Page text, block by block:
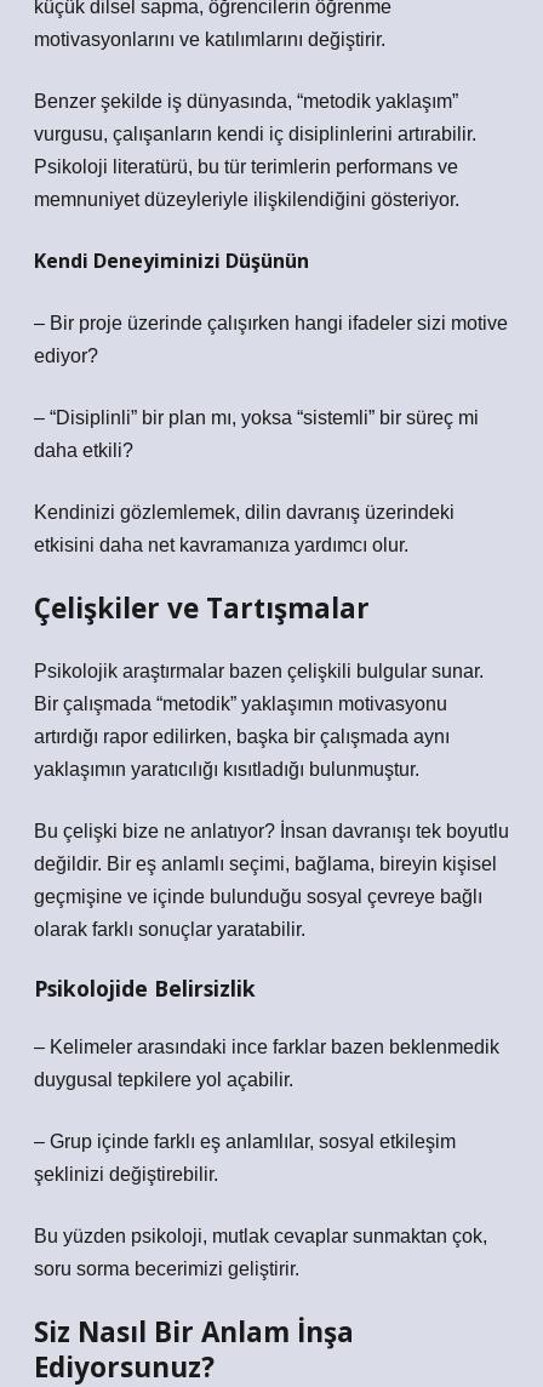
küçük dilsel sapma, öğrencilerin öğrenme
motivasyonlarını ve katılımlarını değiştirir.
Benzer şekilde iş dünyasında, “metodik yaklaşım”
vurgusu, çalışanların kendi iç disiplinlerini artırabilir.
Psikoloji literatürü, bu tür terimlerin performans ve
memnuniyet düzeyleriyle ilişkilendiğini gösteriyor.
Kendi Deneyiminizi Düşünün
– Bir proje üzerinde çalışırken hangi ifadeler sizi motive
ediyor?
– “Disiplinli” bir plan mı, yoksa “sistemli” bir süreç mi
daha etkili?
Kendinizi gözlemlemek, dilin davranış üzerindeki
etkisini daha net kavramanıza yardımcı olur.
Çelişkiler ve Tartışmalar
Psikolojik araştırmalar bazen çelişkili bulgular sunar.
Bir çalışmada “metodik” yaklaşımın motivasyonu
artırdığı rapor edilirken, başka bir çalışmada aynı
yaklaşımın yaratıcılığı kısıtladığı bulunmuştur.
Bu çelişki bize ne anlatıyor? İnsan davranışı tek boyutlu
değildir. Bir eş anlamlı seçimi, bağlama, bireyin kişisel
geçmişine ve içinde bulunduğu sosyal çevreye bağlı
olarak farklı sonuçlar yaratabilir.
Psikolojide Belirsizlik
– Kelimeler arasındaki ince farklar bazen beklenmedik
duygusal tepkilere yol açabilir.
– Grup içinde farklı eş anlamlılar, sosyal etkileşim
şeklinizi değiştirebilir.
Bu yüzden psikoloji, mutlak cevaplar sunmaktan çok,
soru sorma becerimizi geliştirir.
Siz Nasıl Bir Anlam İnşa
Ediyorsunuz?